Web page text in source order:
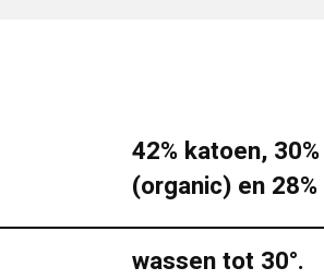
42% katoen,
(organic) en
wassen tot 30°.